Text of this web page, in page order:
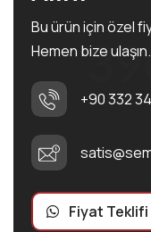
Bu ürün için özel
Hemen bize ulaşın.
+90 332
Fiyat Teklifi